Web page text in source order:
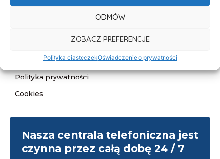
ODMÓW
ZOBACZ PREFERENCJE
Polityka ciasteczekOświadczenie o prywatności
Kontakt
Deklaracja dostępności
Klauzula informacyjna
Polityka prywatności
Cookies
Nasza centrala telefoniczna jest
czynna przez całą dobę 24 / 7